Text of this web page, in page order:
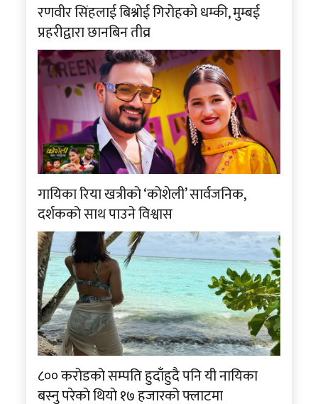
रणवीर सिंहलाई बिश्नोई गिरोहको धम्की, मुम्बई
प्रहरीद्वारा छानबिन तीव्र
गायिका रिया खत्रीको ‘कोशेली’ सार्वजनिक,
दर्शकको साथ पाउने विश्वास
८०० करोडको सम्पति हुदाँहुदै पनि यी नायिका
बस्नु परेकाे थियाे १७ हजारको फ्लाटमा